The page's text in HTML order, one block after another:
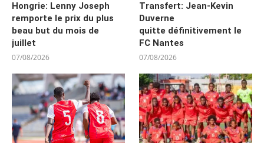
Hongrie: Lenny Joseph
remporte le prix du plus
beau but du mois de
juillet
07/08/2026
Transfert: Jean-Kevin
Duverne
quitte définitivement le
FC Nantes
07/08/2026